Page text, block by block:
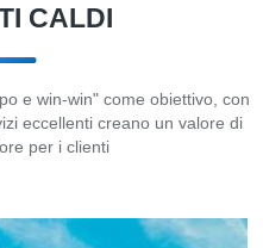
CALDI
e win-win" come obiettivo, con
eccellenti creano un valore di
per i clienti